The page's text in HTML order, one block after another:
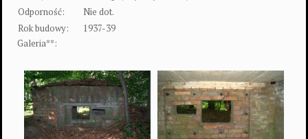
Odporność:
Nie dot.
Rok budowy:
1937-39
Galeria**: